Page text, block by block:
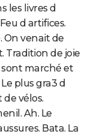
les livres d
d artifices.
On venait de
Tradition de joie
marché et
plus gra3 d
vélos.
Ah. Le
Bata. La